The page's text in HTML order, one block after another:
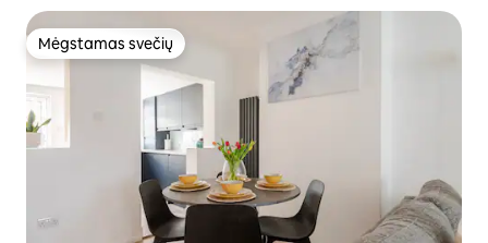
Mėgstamas svečių
Mėgstamas svečių